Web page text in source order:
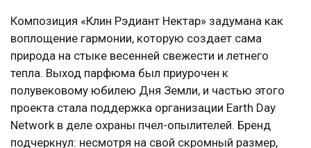
Композиция «Клин Рэдиант Нектар» задумана как
воплощение гармонии, которую создает сама
природа на стыке весенней свежести и летнего
тепла. Выход парфюма был приурочен к
полувековому юбилею Дня Земли, и частью этого
проекта стала поддержка организации Earth Day
Network в деле охраны пчел-опылителей. Бренд
подчеркнул: несмотря на свой скромный размер,